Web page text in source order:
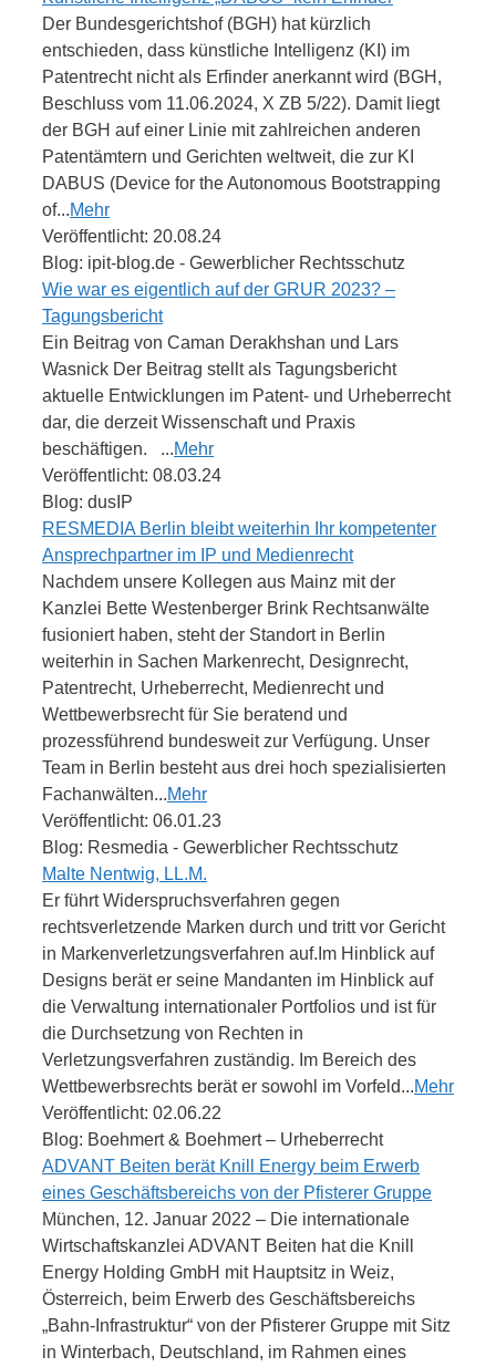
Der Bundesgerichtshof (BGH) hat kürzlich
entschieden, dass künstliche Intelligenz (KI) im
Patentrecht nicht als Erfinder anerkannt wird (BGH,
Beschluss vom 11.06.2024, X ZB 5/22). Damit liegt
der BGH auf einer Linie mit zahlreichen anderen
Patentämtern und Gerichten weltweit, die zur KI
DABUS (Device for the Autonomous Bootstrapping
of...Mehr
Veröffentlicht: 20.08.24
Blog: ipit-blog.de - Gewerblicher Rechtsschutz
Wie war es eigentlich auf der GRUR 2023? –
Tagungsbericht
Ein Beitrag von Caman Derakhshan und Lars
Wasnick Der Beitrag stellt als Tagungsbericht
aktuelle Entwicklungen im Patent- und Urheberrecht
dar, die derzeit Wissenschaft und Praxis
beschäftigen. ...Mehr
Veröffentlicht: 08.03.24
Blog: dusIP
RESMEDIA Berlin bleibt weiterhin Ihr kompetenter
Ansprechpartner im IP und Medienrecht
Nachdem unsere Kollegen aus Mainz mit der
Kanzlei Bette Westenberger Brink Rechtsanwälte
fusioniert haben, steht der Standort in Berlin
weiterhin in Sachen Markenrecht, Designrecht,
Patentrecht, Urheberrecht, Medienrecht und
Wettbewerbsrecht für Sie beratend und
prozessführend bundesweit zur Verfügung. Unser
Team in Berlin besteht aus drei hoch spezialisierten
Fachanwälten...Mehr
Veröffentlicht: 06.01.23
Blog: Resmedia - Gewerblicher Rechtsschutz
Malte Nentwig, LL.M.
Er führt Widerspruchsverfahren gegen
rechtsverletzende Marken durch und tritt vor Gericht
in Markenverletzungsverfahren auf.Im Hinblick auf
Designs berät er seine Mandanten im Hinblick auf
die Verwaltung internationaler Portfolios und ist für
die Durchsetzung von Rechten in
Verletzungsverfahren zuständig. Im Bereich des
Wettbewerbsrechts berät er sowohl im Vorfeld...Mehr
Veröffentlicht: 02.06.22
Blog: Boehmert & Boehmert – Urheberrecht
ADVANT Beiten berät Knill Energy beim Erwerb
eines Geschäftsbereichs von der Pfisterer Gruppe
München, 12. Januar 2022 – Die internationale
Wirtschaftskanzlei ADVANT Beiten hat die Knill
Energy Holding GmbH mit Hauptsitz in Weiz,
Österreich, beim Erwerb des Geschäftsbereichs
„Bahn-Infrastruktur“ von der Pfisterer Gruppe mit Sitz
in Winterbach, Deutschland, im Rahmen eines